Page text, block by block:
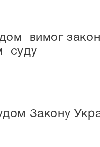
вимог
суду
Закону